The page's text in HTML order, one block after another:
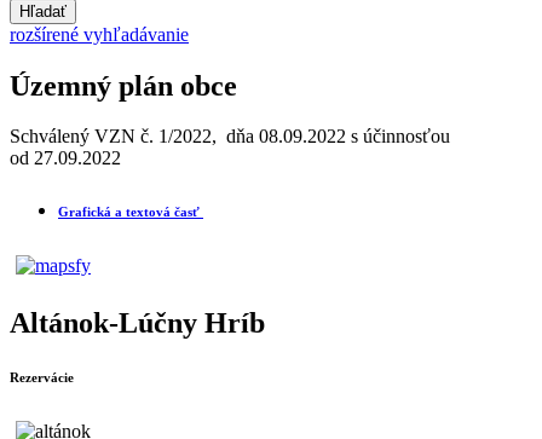
Hľadať
rozšírené vyhľadávanie
Územný plán obce
Schválený VZN č. 1/2022, dňa 08.09.2022 s účinnosťou
od 27.09.2022
Grafická a textová časť
Altánok-Lúčny Hríb
Rezervácie